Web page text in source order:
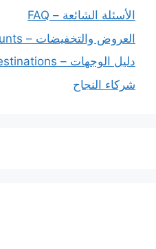
الأسئلة الشائعة – FAQ
العروض والتخفيضات – Offers & Discounts
دليل الوجهات – Shipping Destinations
شركاء النجاح